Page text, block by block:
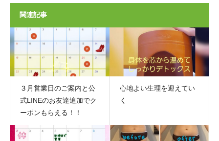
関連記事
３月営業日のご案内と公
式LINEのお友達追加でク
ーポンもらえる！！
心地よい生理を迎えてい
く